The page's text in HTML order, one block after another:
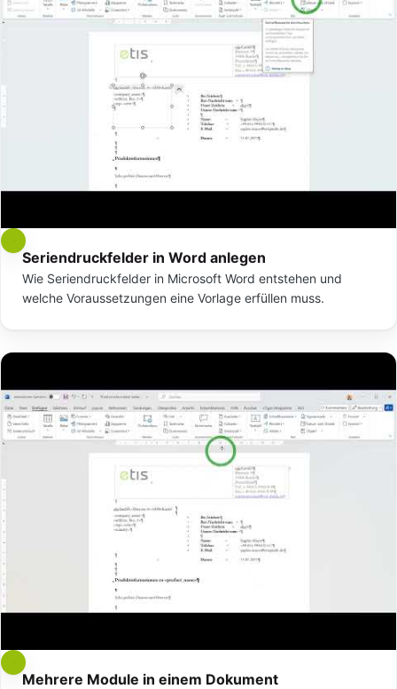
Seriendruckfelder in Word anlegen
Wie Seriendruckfelder in Microsoft Word entstehen und
welche Voraussetzungen eine Vorlage erfüllen muss.
Mehrere Module in einem Dokument